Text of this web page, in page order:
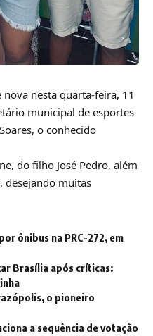
nesta quarta-feira, 11
municipal de esportes
o conhecido
do filho José Pedro, além
desejando muitas
ônibus na PRC-272, em
Brasília após críticas:
o pioneiro
a sequência de votação